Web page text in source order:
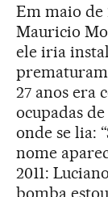
Em maio de
Mauricio
ele iria
27 anos era
ocupadas
onde se lia:
nome
2011:
bomba